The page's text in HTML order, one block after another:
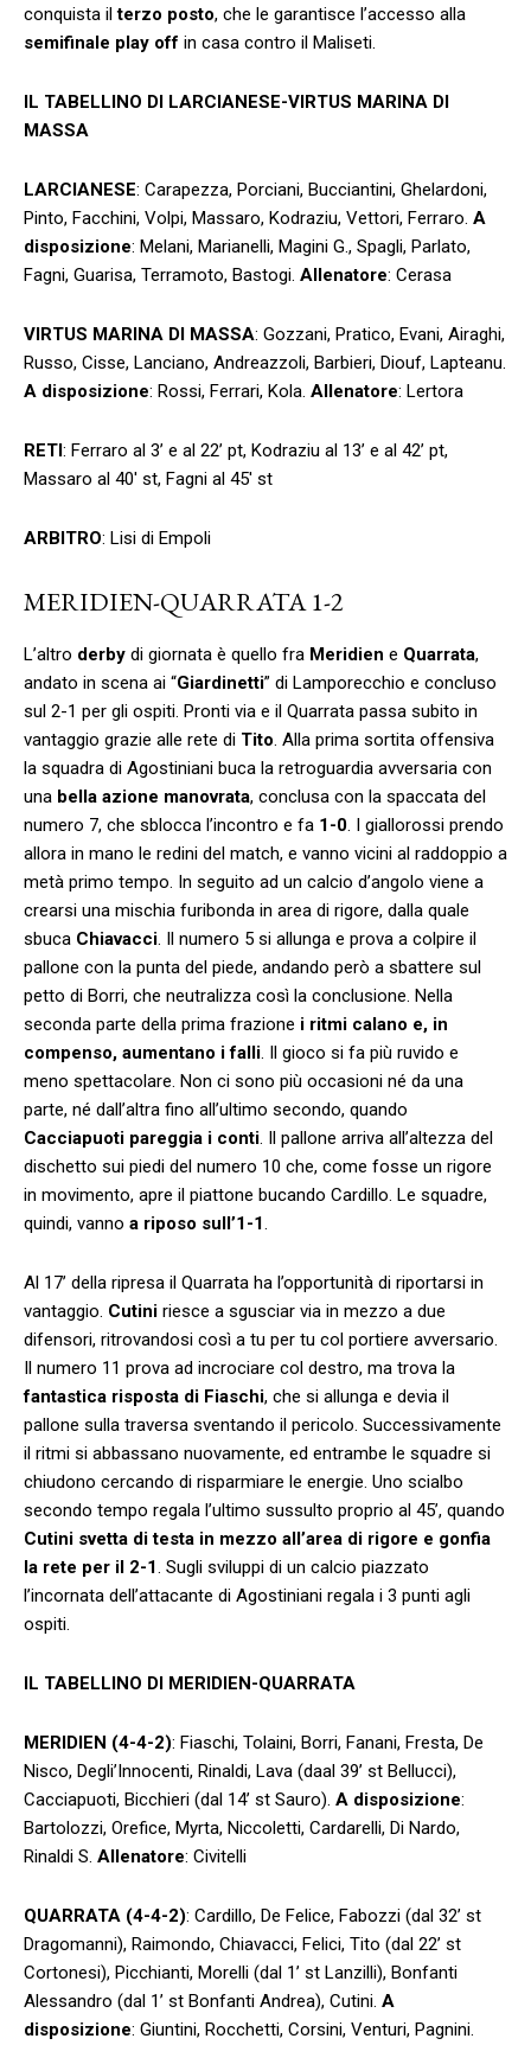
conquista ilterzo posto, che le garantisce l’accesso alla
semifinale play off in casa contro il Maliseti.
IL TABELLINO DI LARCIANESE-VIRTUS MARINA DI
MASSA
LARCIANESE: Carapezza, Porciani, Bucciantini, Ghelardoni,
Pinto, Facchini, Volpi, Massaro, Kodraziu, Vettori, Ferraro. A
disposizione: Melani, Marianelli, Magini G., Spagli, Parlato,
Fagni, Guarisa, Terramoto, Bastogi. Allenatore: Cerasa
VIRTUS MARINA DI MASSA: Gozzani, Pratico, Evani, Airaghi,
Russo, Cisse, Lanciano, Andreazzoli, Barbieri, Diouf, Lapteanu.
A disposizione: Rossi, Ferrari, Kola. Allenatore: Lertora
RETI: Ferraro al 3’ e al 22’ pt, Kodraziu al 13’ e al 42’ pt,
Massaro al 40′ st, Fagni al 45′ st
ARBITRO: Lisi di Empoli
MERIDIEN-QUARRATA 1-2
L’altro derby di giornata è quello fra Meridien e Quarrata,
andato in scena ai “Giardinetti” di Lamporecchio e concluso
sul 2-1 per gli ospiti. Pronti via e il Quarrata passa subito in
vantaggio grazie alle rete di Tito. Alla prima sortita offensiva
la squadra di Agostiniani buca la retroguardia avversaria con
una bella azione manovrata, conclusa con la spaccata del
numero 7, che sblocca l’incontro e fa 1-0. I giallorossi prendo
allora in mano le redini del match, e vanno vicini al raddoppio a
metà primo tempo. In seguito ad un calcio d’angolo viene a
crearsi una mischia furibonda in area di rigore, dalla quale
sbuca Chiavacci. Il numero 5 si allunga e prova a colpire il
pallone con la punta del piede, andando però a sbattere sul
petto di Borri, che neutralizza così la conclusione. Nella
seconda parte della prima frazione i ritmi calano e, in
compenso, aumentano i falli. Il gioco si fa più ruvido e
meno spettacolare. Non ci sono più occasioni né da una
parte, né dall’altra fino all’ultimo secondo, quando
Cacciapuoti pareggia i conti. Il pallone arriva all’altezza del
dischetto sui piedi del numero 10 che, come fosse un rigore
in movimento, apre il piattone bucando Cardillo. Le squadre,
quindi, vanno a riposo sull’1-1.
Al 17’ della ripresa il Quarrata ha l’opportunità di riportarsi in
vantaggio. Cutini riesce a sgusciar via in mezzo a due
difensori, ritrovandosi così a tu per tu col portiere avversario.
Il numero 11 prova ad incrociare col destro, ma trova la
fantastica risposta di Fiaschi, che si allunga e devia il
pallone sulla traversa sventando il pericolo. Successivamente
il ritmi si abbassano nuovamente, ed entrambe le squadre si
chiudono cercando di risparmiare le energie. Uno scialbo
secondo tempo regala l’ultimo sussulto proprio al 45’, quando
Cutini svetta di testa in mezzo all’area di rigore e gonfia
la rete per il 2-1. Sugli sviluppi di un calcio piazzato
l’incornata dell’attacante di Agostiniani regala i 3 punti agli
ospiti.
IL TABELLINO DI MERIDIEN-QUARRATA
MERIDIEN (4-4-2): Fiaschi, Tolaini, Borri, Fanani, Fresta, De
Nisco, Degli’Innocenti, Rinaldi, Lava (daal 39’ st Bellucci),
Cacciapuoti, Bicchieri (dal 14’ st Sauro). A disposizione:
Bartolozzi, Orefice, Myrta, Niccoletti, Cardarelli, Di Nardo,
Rinaldi S. Allenatore: Civitelli
QUARRATA (4-4-2): Cardillo, De Felice, Fabozzi (dal 32’ st
Dragomanni), Raimondo, Chiavacci, Felici, Tito (dal 22’ st
Cortonesi), Picchianti, Morelli (dal 1’ st Lanzilli), Bonfanti
Alessandro (dal 1’ st Bonfanti Andrea), Cutini. A
disposizione: Giuntini, Rocchetti, Corsini, Venturi, Pagnini.